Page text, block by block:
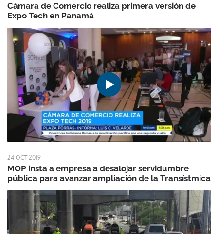
Cámara de Comercio realiza primera versión de
Expo Tech en Panamá
24 OCT 2019
MOP insta a empresa a desalojar servidumbre
pública para avanzar ampliación de la Transístmica